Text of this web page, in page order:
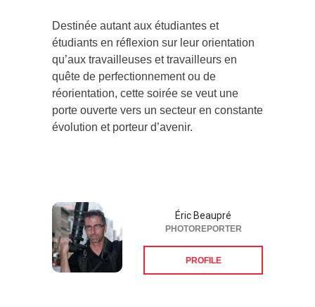
Destinée autant aux étudiantes et
étudiants en réflexion sur leur orientation
qu’aux travailleuses et travailleurs en
quête de perfectionnement ou de
réorientation, cette soirée se veut une
porte ouverte vers un secteur en constante
évolution et porteur d’avenir.
Éric Beaupré
PHOTOREPORTER
PROFILE